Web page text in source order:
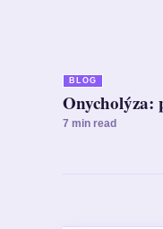
BLOG
Onycholýza:
7 min read